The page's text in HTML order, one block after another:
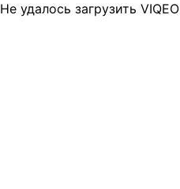
Не удалось загрузить VIQEO